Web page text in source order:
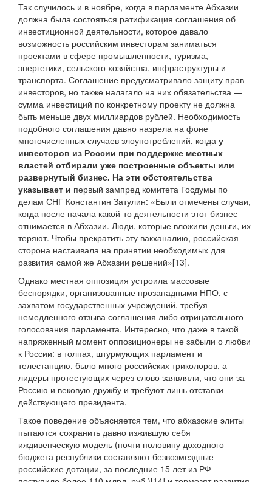
Так случилось и в ноябре, когда в парламенте Абхазии
должна была состояться ратификация соглашения об
инвестиционной деятельности, которое давало
возможность российским инвесторам заниматься
проектами в сфере промышленности, туризма,
энергетики, сельского хозяйства, инфраструктуры и
транспорта. Соглашение предусматривало защиту прав
инвесторов, но также налагало на них обязательства —
сумма инвестиций по конкретному проекту не должна
быть меньше двух миллиардов рублей. Необходимость
подобного соглашения давно назрела на фоне
многочисленных случаев злоупотреблений, когда у
инвесторов из России при поддержке местных
властей отбирали уже построенные объекты или
развернутый бизнес. На эти обстоятельства
указывает и первый зампред комитета Госдумы по
делам СНГ Константин Затулин: «Были отмечены случаи,
когда после начала какой-то деятельности этот бизнес
отнимается в Абхазии. Люди, которые вложили деньги, их
теряют. Чтобы прекратить эту вакханалию, российская
сторона настаивала на принятии необходимых для
развития самой же Абхазии решений»[13].
Однако местная оппозиция устроила массовые
беспорядки, организованные прозападными НПО, с
захватом государственных учреждений, требуя
немедленного отзыва соглашения либо отрицательного
голосования парламента. Интересно, что даже в такой
напряженный момент оппозиционеры не забыли о любви
к России: в толпах, штурмующих парламент и
телестанцию, было много российских триколоров, а
лидеры протестующих через слово заявляли, что они за
Россию и вековую дружбу и требуют лишь отставки
действующего президента.
Такое поведение объясняется тем, что абхазские элиты
пытаются сохранить давно изжившую себя
иждивенческую модель (почти половину доходного
бюджета республики составляют безвозмездные
российские дотации, за последние 15 лет из РФ